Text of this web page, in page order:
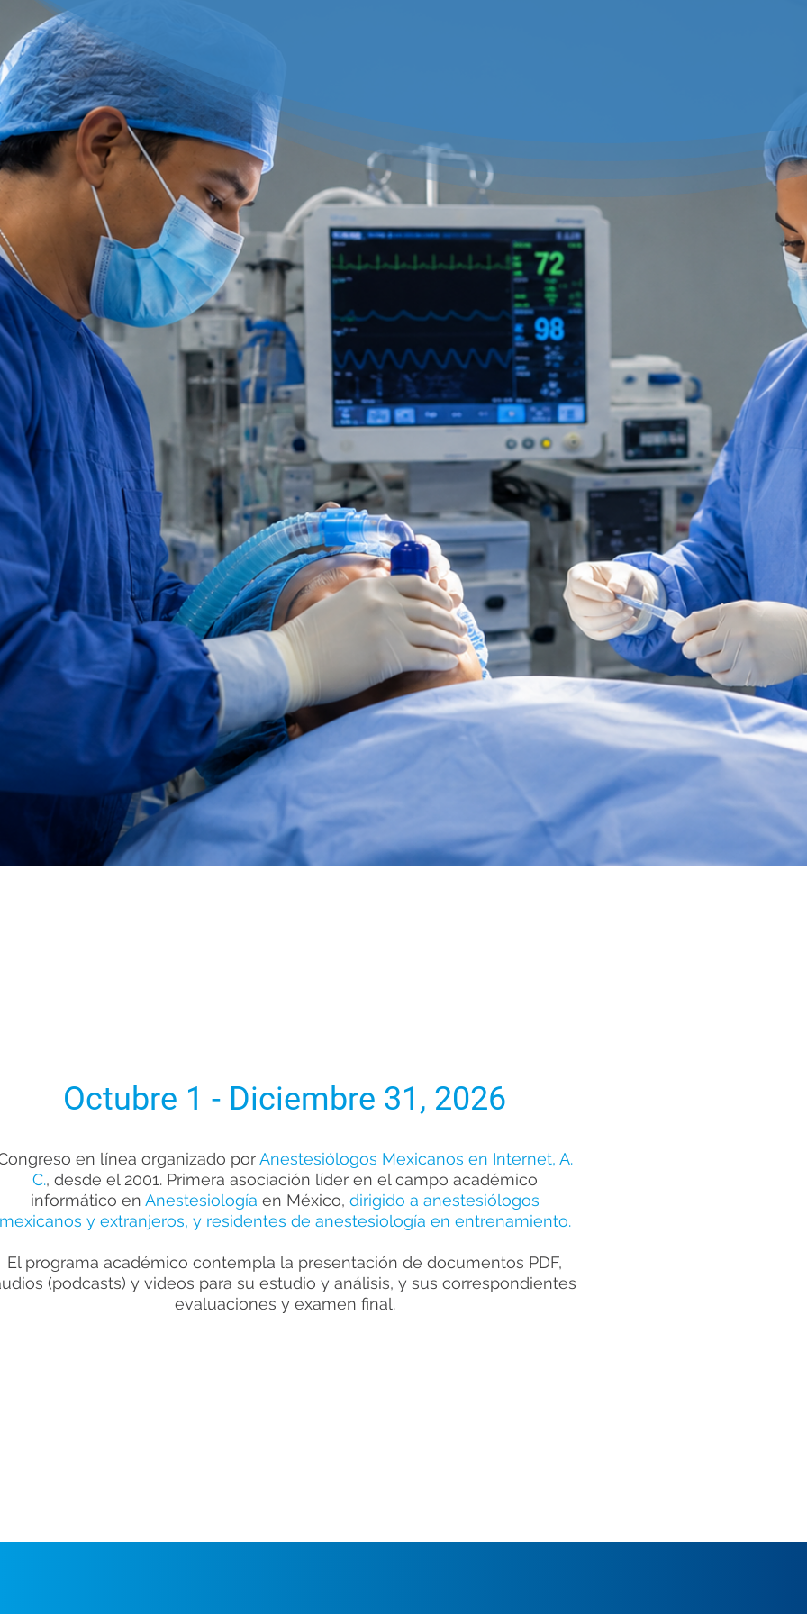
Octubre 1 - Diciembre 31, 2026
en línea organizado porAnestesiólogos Mexicanos en Internet, A.
C., desde el 2001. Primera asociación líder en el campo académico
informático en Anestesiología en México, dirigido a anestesiólogos
y extranjeros, y residentes de anestesiología en entrenamiento.
El programa académico contempla la presentación de documentos PDF,
(podcasts) y videos para su estudio y análisis, y sus correspondientes
evaluaciones y examen final.